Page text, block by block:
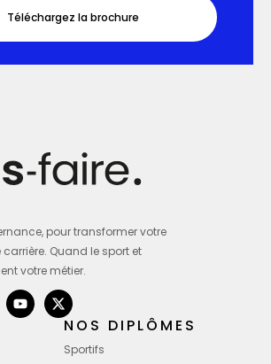
Téléchargez la brochure
pour transformer votre
Quand le sport et
votre métier.
NOS DIPLÔMES
Sportifs